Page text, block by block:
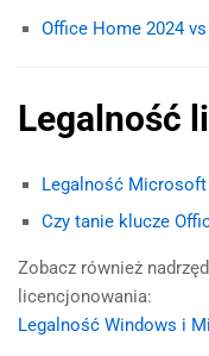
Office Home 2024
Legalność
Legalność
Czy tanie klucze
Zobacz również
licencjonowania:
Legalność Windows i